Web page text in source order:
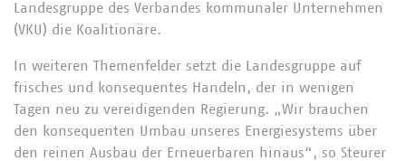
Landesgruppe des Verbandes kommunaler Unternehmen
(VKU) die Koalitionäre.
In weiteren Themenfelder setzt die Landesgruppe auf
frisches und konsequentes Handeln, der in wenigen
Tagen neu zu vereidigenden Regierung. „Wir brauchen
den konsequenten Umbau unseres Energiesystems über
den reinen Ausbau der Erneuerbaren hinaus“, so Steurer